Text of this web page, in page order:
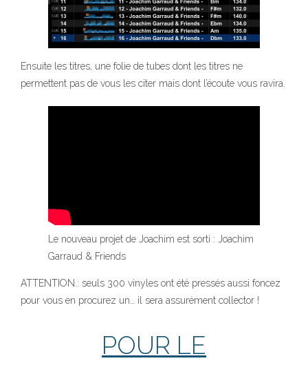
Ensuite les titres, une folie de tubes dont les titres ne
permettent pas de vous les citer mais dont l’écoute vous ravira.
Le nouveau projet de Joachim est sorti : Joachim
Garraud & Friends
ATTENTION.: seuls 300 vinyles ont été pressés aussi foncez
pour vous en procurez un… il sera assurément collector !
POUR LE